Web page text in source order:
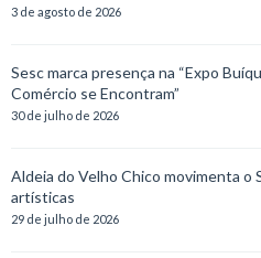
3 de agosto de 2026
Sesc marca presença na “Expo
Comércio se Encontram”
30 de julho de 2026
Aldeia do Velho Chico movimenta o
artísticas
29 de julho de 2026